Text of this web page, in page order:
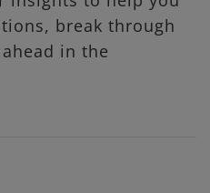
break through
in the